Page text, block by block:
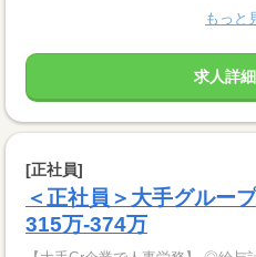
もっと
求人詳
[正社員]
＜正社員＞大手グルー
315万-374万